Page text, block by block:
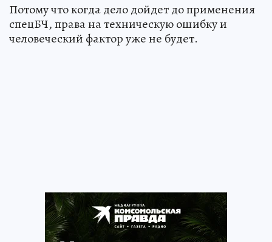
Потому что когда дело дойдет до применения
спецБЧ, права на техническую ошибку и
человеческий фактор уже не будет.